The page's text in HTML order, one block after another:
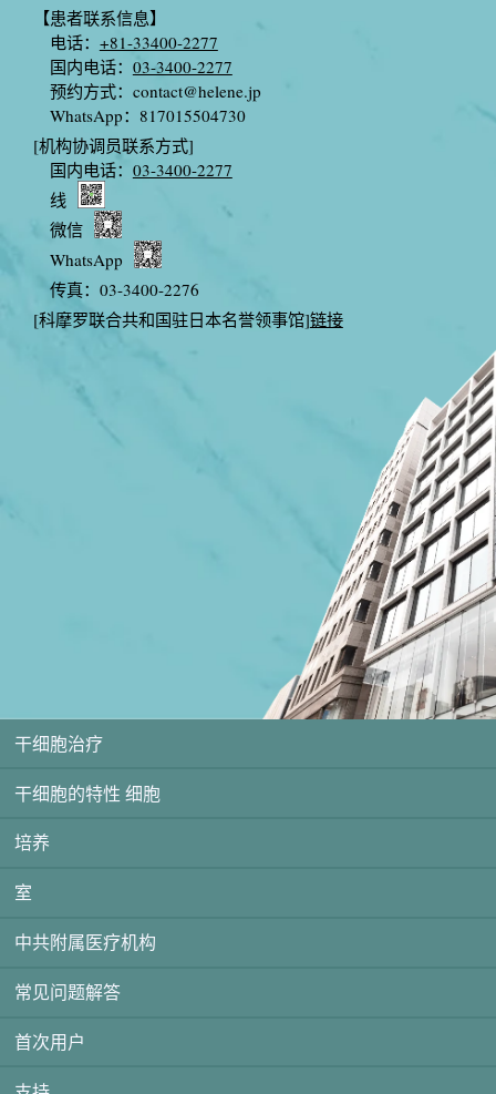
【患者联系信息】
电话： +81-33400-2277
国内电话： 03-3400-2277
预约方式： contact@helene.jp
WhatsApp：817015504730
[机构协调员联系方式]
国内电话： 03-3400-2277
线
微信
WhatsApp
传真：03-3400-2276
[科摩罗联合共和国驻日本名誉领事馆]链接
干细胞治疗
干细胞的特性 细胞
培养
室
中共附属医疗机构
常见问题解答
首次用户